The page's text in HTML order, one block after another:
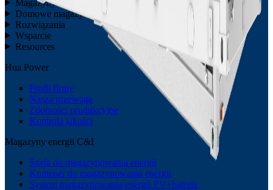
Magazyny energii C&I
Domowe magazyny energii
Rozwiązania
Wsparcie
Resources
Hua Power
Profil firmy
Nasza przewaga
Zdolności produkcyjne
Kontrola jakości
Magazyny energii C&I
Szafa do magazynowania energii
Kontener do magazynowania energii
System magazynowania energii PV+bateria